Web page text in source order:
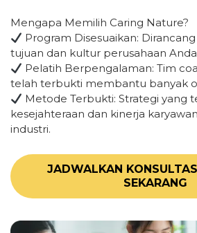
Mengapa Memilih Caring Nature?
Program Disesuaikan:
tujuan dan kultur perusahaan
Pelatih Berpengalaman: Tim
telah terbukti membantu banyak
Metode Terbukti: Strategi yang
kesejahteraan dan kinerja
industri.
JADWALKAN
SEKARANG